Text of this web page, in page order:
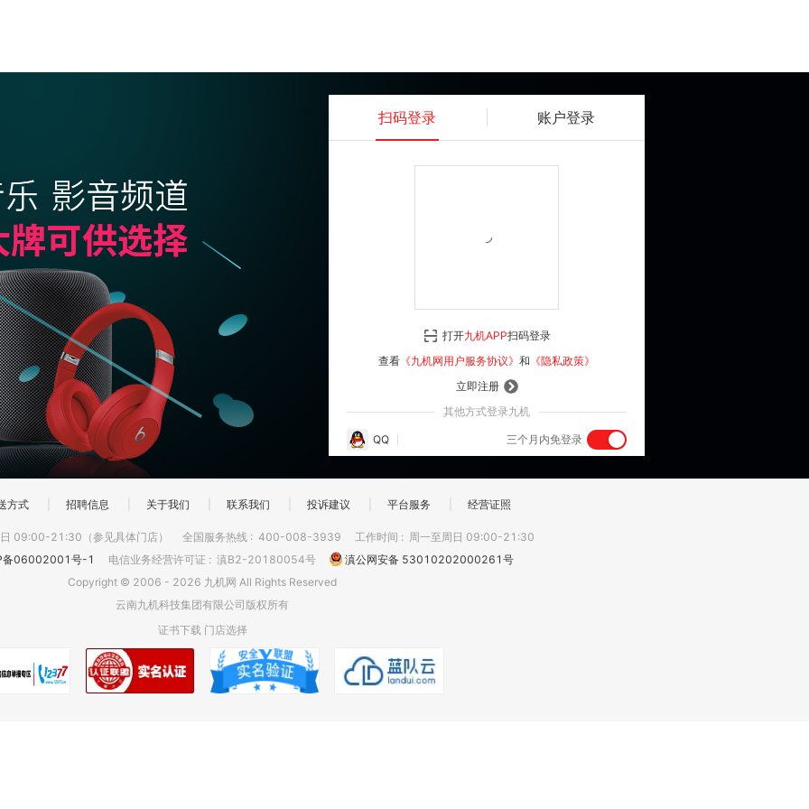
扫码登录 账户登录
登 录
立即注册
其他方式登录九机
QQ 三个月内免登录
打开九机APP扫码登录
查看 《九机网用户服务协议》 和 《隐私政策》
方式 招聘信息 关于我们 联系我们 投诉建议 平台服务 经营证照
09:00-21:30（参见具体门店） 全国服务热线 : 400-008-3939 工作时间 : 周一至周日 09:00-21:30
备06002001号-1
电信业务经营许可证 : 滇B2-20180054号
滇公网安备 53010202000261号
Copyright © 2006 - 2026 九机网 All Rights Reserved
云南九机科技集团有限公司版权所有
证书下载 门店选择